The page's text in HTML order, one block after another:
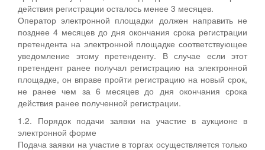
действия регистрации осталось менее 3 месяцев.
Оператор электронной площадки должен направить не
позднее 4 месяцев до дня окончания срока регистрации
претендента на электронной площадке соответствующее
уведомление этому претенденту. В случае если этот
претендент ранее получал регистрацию на электронной
площадке, он вправе пройти регистрацию на новый срок,
не ранее чем за 6 месяцев до дня окончания срока
действия ранее полученной регистрации.
1.2. Порядок подачи заявки на участие в аукционе в
электронной форме
Подача заявки на участие в торгах осуществляется только